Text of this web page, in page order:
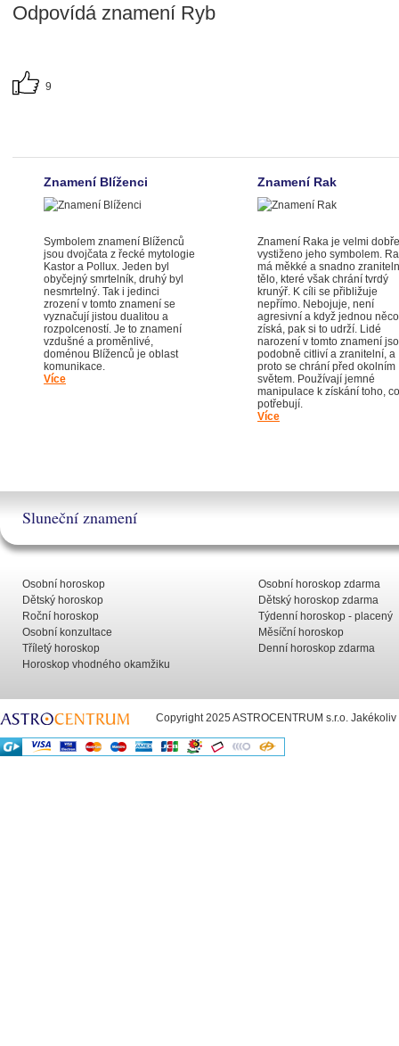
Odpovídá znamení Ryb
9
Znamení Blíženci
Symbolem znamení Blíženců
jsou dvojčata z řecké mytologie
Kastor a Pollux. Jeden byl
obyčejný smrtelník, druhý byl
nesmrtelný. Tak i jedinci
zrození v tomto znamení se
vyznačují jistou dualitou a
rozpolceností. Je to znamení
vzdušné a proměnlivé,
doménou Blíženců je oblast
komunikace.
Více
Znamení Rak
Znamení Raka je velmi dobře
vystiženo jeho symbolem.
má měkké a snadno
tělo, které však chrání tvrdý
krunýř. K cíli se přibližuje
nepřímo. Nebojuje, není
agresivní a když jednou něco
získá, pak si to udrží. Lidé
narození v tomto znamení
podobně citliví a zranitelní, a
proto se chrání před okolním
světem. Používají jemné
manipulace k získání toho, co
Více
Sluneční znamení
Osobní horoskop
Dětský horoskop
Roční horoskop
Osobní konzultace
Tříletý horoskop
Horoskop vhodného okamžiku
Osobní horoskop zdarma
Dětský horoskop zdarma
Týdenní horoskop - placený
Měsíční horoskop
Denní horoskop zdarma
Copyright 2025 ASTROCENTRUM s.r.o.